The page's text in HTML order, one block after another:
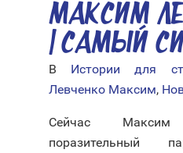
МАКСИМ
| САМЫЙ
В Истории для
Левченко Максим,
Сейчас
поразительный